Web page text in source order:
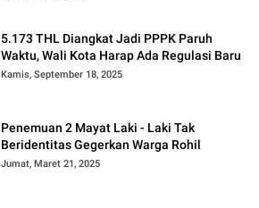
5.173 THL Diangkat Jadi PPPK Paruh
Waktu, Wali Kota Harap Ada Regulasi Baru
Kamis, September 18, 2025
Penemuan 2 Mayat Laki - Laki Tak
Beridentitas Gegerkan Warga Rohil
Jumat, Maret 21, 2025